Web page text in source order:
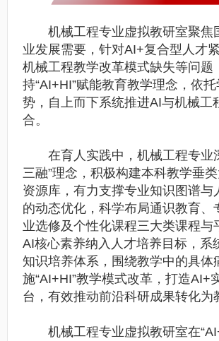
机械工程专业虚拟教研室聚焦
业发展需要，针对AI+复合型人才
机械工程教学改革模式缺失等问题
持“AI+HI”赋能教育教学理念，依
势，自上而下系统推进AI与机械工
合。
在育人实践中，机械工程专业
三融”理念，积极构建本科教学垂
资源库，有力支撑专业知识图谱与
的动态优化，科学布局通识教育、
业选修及个性化课程三大类课程与
AI核心素养纳入人才培养目标，系
知识培养体系，围绕教学中的具体
施“AI+HI”教学模式改革，打造AI+
台，有效推动前沿科研成果转化为
机械工程专业虚拟教研室在